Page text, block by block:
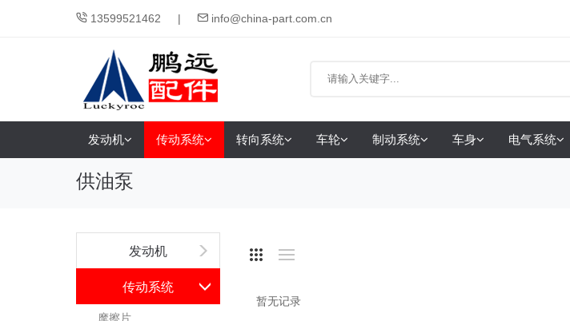
13599521462 info@china-part.com.cn
发动机 传动系统 转向系统 车轮 制动系统 车身 电气系统
供油泵
发动机
传动系统
摩擦片
暂无记录